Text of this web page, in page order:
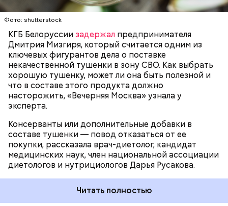
Фото: shutterstock
КГБ Белоруссиизадержал предпринимателя
Дмитрия Мизгиря, который считается одним из
ключевых фигурантов дела о поставке
некачественной тушенки в зону СВО. Как выбрать
хорошую тушенку, может ли она быть полезной и
что в составе этого продукта должно
насторожить, «Вечерняя Москва» узнала у
эксперта.
Консерванты или дополнительные добавки в
составе тушенки — повод отказаться от ее
покупки, рассказала врач-диетолог, кандидат
медицинских наук, член национальной ассоциации
диетологов и нутрициологов Дарья Русакова.
Читать полностью
Кабачок — 1 шт.
Желтый болгарский перец — 1 шт.
Красный болгарский перец — 1 шт.
Зеленый перец — 1 шт.
Баклажан — 1 шт.
Помидор — 2 шт.
Для заправки:
4 куриных яйца;
100 граммов сока апельсина и столовая ложка
350 граммов муки;
2 чайных ложки разрыхлителя;
150 граммов изюма.